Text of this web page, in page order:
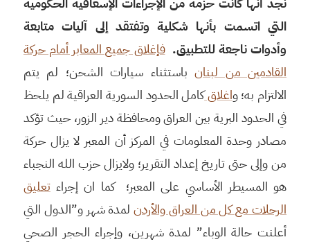
التي اتسمت بأنها شكلية وتفتقد إلى آليات متابعة
وأدوات ناجعة للتطبيق. فإغلاق جميع المعابر أمام حركة
القادمين من لبنانباستثناء سيارات الشحن؛ لم يتم
الالتزام به؛ واغلاقكامل الحدود السورية العراقية لم يلحظ
في الحدود البرية بين العراق ومحافظة دير الزور، حيث تؤكد
مصادر وحدة المعلومات في المركز أن المعبر لا يزال حركة
من وإلى حتى تاريخ إعداد التقرير؛ ولايزال حزب الله النجباء
هو المسيطر الأساسي على المعبر؛ كما ان إجراءتعليق
الرحلات مع كل من العراق والأردنلمدة شهر و”الدول التي
أعلنت حالة الوباء” لمدة شهرين، وإجراء الحجر الصحي